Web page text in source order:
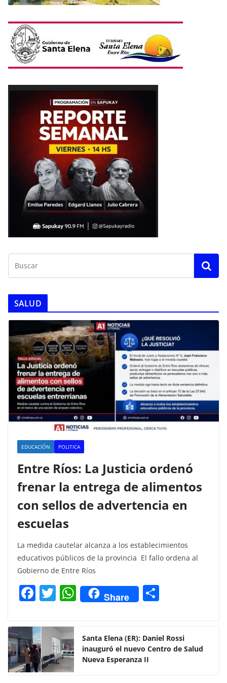
SALUD
EDUCACIÓN POLITICA
Entre Ríos: La Justicia ordenó
frenar la entrega de alimentos
con sellos de advertencia en
escuelas
La medida cautelar alcanza a los establecimientos
educativos públicos de la provincia El fallo ordena al
Gobierno de Entre Ríos
F
c
e
b
o
T
itt
er
W
h
s
A
Share
p
ar
Santa Elena (ER): Daniel Rossi
inauguró el nuevo Centro de Salud
Nueva Esperanza II